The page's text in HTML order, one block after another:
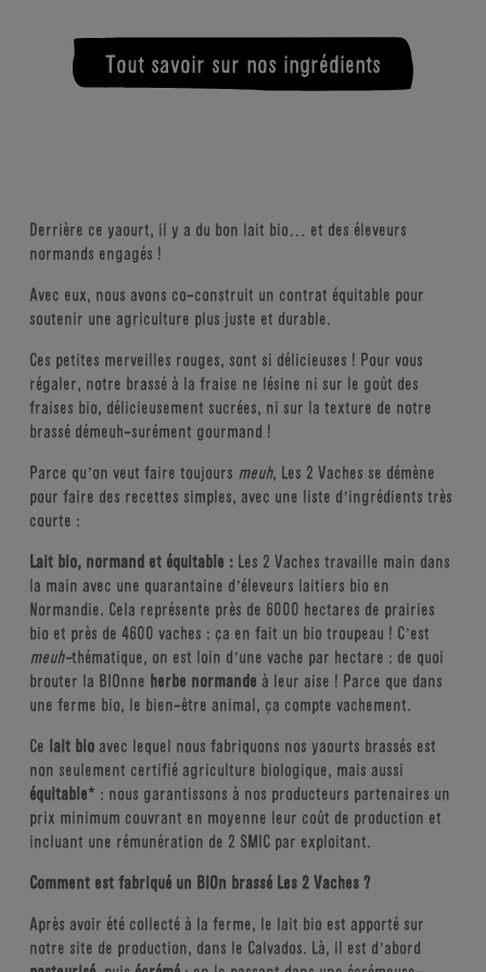
Amidon bio
Ferments lactiques (lait)
14,4 g (6% AR*)
4,0 g (8% AR*)
Dont acides gras saturés
2,1 g (10% AR*)
Glucides
Dont sucre
13,1 g (15% AR*)
Protéines
Sel
0,16 g (3% AR*)
Calcium
150 mg (18% AR*)
* AR : apport de référence pour un adulte
Crème de lait bio
France
Tout savoir sur nos ingrédients
Derrière ce yaourt, il y a du bon lait bio… et des éleveurs
normands engagés !
Avec eux, nous avons co-construit un contrat équitable pour
soutenir une agriculture plus juste et durable.
Ces petites merveilles rouges, sont si délicieuses ! Pour vous
régaler, notre brassé à la fraise ne lésine ni sur le goût des
fraises bio, délicieusement sucrées, ni sur la texture de notre
brassé démeuh-surément gourmand !
Parce qu’on veut faire toujours meuh, Les 2 Vaches se démène
pour faire des recettes simples, avec une liste d’ingrédients très
courte :
Lait bio, normand et équitable :Les 2 Vaches travaille main dans
la main avec une quarantaine d’éleveurs laitiers bio en
Normandie. Cela représente près de 6000 hectares de prairies
bio et près de 4600 vaches : ça en fait un bio troupeau ! C’est
meuh-thématique, on est loin d’une vache par hectare : de quoi
brouter la BIOnne herbe normande à leur aise ! Parce que dans
une ferme bio, le bien-être animal, ça compte vachement.
Ce lait bioavec lequel nous fabriquons nos yaourts brassés est
non seulement certifié agriculture biologique, mais aussi
équitable* : nous garantissons à nos producteurs partenaires un
prix minimum couvrant en moyenne leur coût de production et
incluant une rémunération de 2 SMIC par exploitant.
Comment est fabriqué un BIOn brassé Les 2 Vaches ?
Après avoir été collecté à la ferme, le lait bio est apporté sur
notre site de production, dans le Calvados. Là, il est d’abord